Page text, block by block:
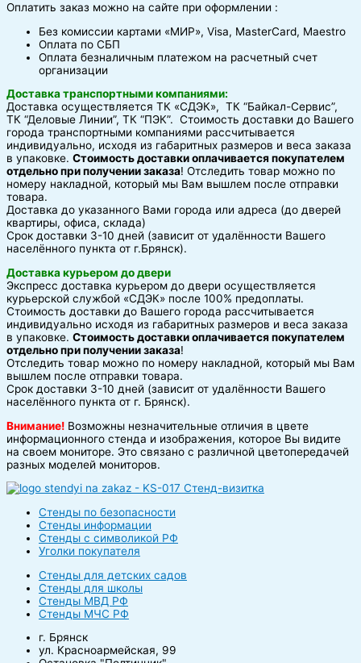
Оплатить заказ можно на сайте при оформлении :
Без комиссии картами «МИР», Visa, MasterCard, Maestro
Оплата по СБП
Оплата безналичным платежом на расчетный счет
организации
Доставка транспортными компаниями:
Доставка осуществляется ТК «СДЭК», ТК “Байкал-Сервис”,
ТК “Деловые Линии”, ТК “ПЭК”. Стоимость доставки до Вашего
города транспортными компаниями рассчитывается
индивидуально, исходя из габаритных размеров и веса заказа
в упаковке. Стоимость доставки оплачивается покупателем
отдельно при получении заказа! Отследить товар можно по
номеру накладной, который мы Вам вышлем после отправки
товара.
Доставка до указанного Вами города или адреса (до дверей
квартиры, офиса, склада)
Срок доставки 3-10 дней (зависит от удалённости Вашего
населённого пункта от г.Брянск).
Доставка курьером до двери
Экспресс доставка курьером до двери осуществляется
курьерской службой «СДЭК» после 100% предоплаты.
Стоимость доставки до Вашего города рассчитывается
индивидуально исходя из габаритных размеров и веса заказа
в упаковке. Стоимость доставки оплачивается покупателем
отдельно при получении заказа!
Отследить товар можно по номеру накладной, который мы Вам
вышлем после отправки товара.
Срок доставки 3-10 дней (зависит от удалённости Вашего
населённого пункта от г. Брянск).
Внимание! Возможны незначительные отличия в цвете
информационного стенда и изображения, которое Вы видите
на своем мониторе. Это связано с различной цветопередачей
разных моделей мониторов.
Стенды по безопасности
Стенды информации
Стенды с символикой РФ
Уголки покупателя
Стенды для детских садов
Стенды для школы
Стенды МВД РФ
Стенды МЧС РФ
г. Брянск
ул. Красноармейская, 99